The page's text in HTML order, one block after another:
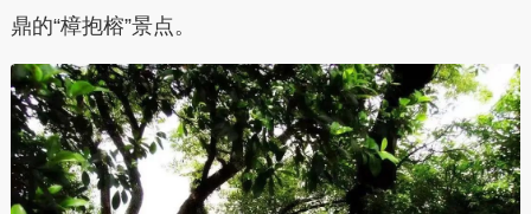
鼎的“樟抱榕”景点。